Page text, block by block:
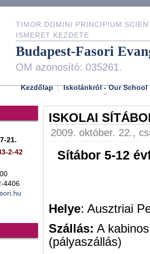
TIMOR DOMINI PRINCIPIUM
ISMERET KEZDETE
Budapest-Fasori
OM azonosító: 035261.
Kezdőlap Iskolánkról - Our School
21.
2-42
4406
ISKOLAI
2009. október. 22.,
Sítábor 5-12
Helye: Ausztriai
Szállás: A
(pályaszállás)